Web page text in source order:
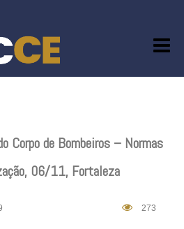
Corpo de Bombeiros – Normas
06/11, Fortaleza
273